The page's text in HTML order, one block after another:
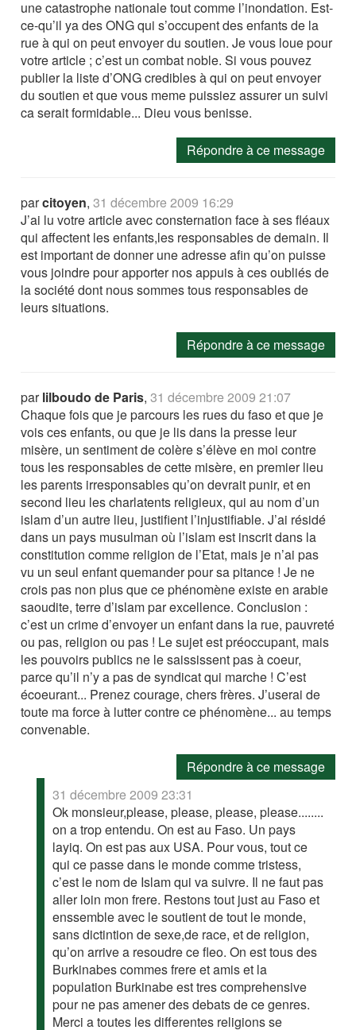
une catastrophe nationale tout comme l’inondation. Est-
ce-qu’il ya des ONG qui s’occupent des enfants de la
rue à qui on peut envoyer du soutien. Je vous loue pour
votre article ; c’est un combat noble. Si vous pouvez
publier la liste d’ONG credibles à qui on peut envoyer
du soutien et que vous meme puissiez assurer un suivi
ca serait formidable... Dieu vous benisse.
Répondre à ce message
parcitoyen,31 décembre 2009 16:29
J’ai lu votre article avec consternation face à ses fléaux
qui affectent les enfants,les responsables de demain. Il
est important de donner une adresse afin qu’on puisse
vous joindre pour apporter nos appuis à ces oubliés de
la société dont nous sommes tous responsables de
leurs situations.
Répondre à ce message
parlilboudo de Paris,31 décembre 2009 21:07
Chaque fois que je parcours les rues du faso et que je
vois ces enfants, ou que je lis dans la presse leur
misère, un sentiment de colère s’élève en moi contre
tous les responsables de cette misère, en premier lieu
les parents irresponsables qu’on devrait punir, et en
second lieu les charlatents religieux, qui au nom d’un
islam d’un autre lieu, justifient l’injustifiable. J’ai résidé
dans un pays musulman où l’islam est inscrit dans la
constitution comme religion de l’Etat, mais je n’ai pas
vu un seul enfant quemander pour sa pitance ! Je ne
crois pas non plus que ce phénomène existe en arabie
saoudite, terre d’islam par excellence. Conclusion :
c’est un crime d’envoyer un enfant dans la rue, pauvreté
ou pas, religion ou pas ! Le sujet est préoccupant, mais
les pouvoirs publics ne le saississent pas à coeur,
parce qu’il n’y a pas de syndicat qui marche ! C’est
écoeurant... Prenez courage, chers frères. J’userai de
toute ma force à lutter contre ce phénomène... au temps
convenable.
Répondre à ce message
31 décembre 2009 23:31
Ok monsieur,please, please, please, please........
on a trop entendu. On est au Faso. Un pays
layiq. On est pas aux USA. Pour vous, tout ce
qui ce passe dans le monde comme tristess,
c’est le nom de Islam qui va suivre. Il ne faut pas
aller loin mon frere. Restons tout just au Faso et
enssemble avec le soutient de tout le monde,
sans dictintion de sexe,de race, et de religion,
qu’on arrive a resoudre ce fleo. On est tous des
Burkinabes commes frere et amis et la
population Burkinabe est tres comprehensive
pour ne pas amener des debats de ce genres.
Merci a toutes les differentes religions se